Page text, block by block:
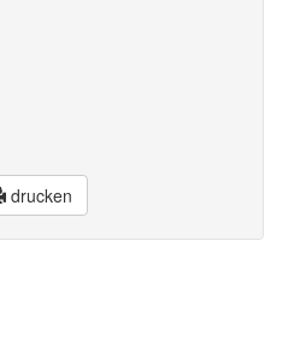
drucken